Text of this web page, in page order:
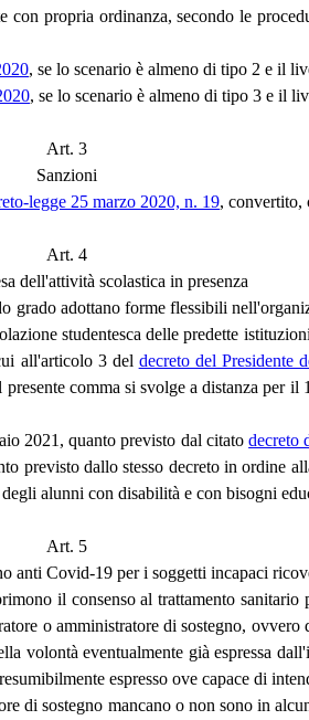
propria ordinanza, secondo le
, se lo scenario è almeno di tipo 2 e il
, se lo scenario è almeno di tipo 3 e il
Art. 3
Sanzioni
legge 25 marzo 2020, n. 19, convertito,
Art. 4
dell'attività scolastica in presenza
adottano forme flessibili
studentesca delle predette
all'articolo 3 del decreto del Presidente
comma si svolge a distanza per
2021, quanto previsto dal citatodecreto
previsto dallo stesso decreto in ordine
alunni con disabilità e con bisogni
Art. 5
anti Covid-19 per i soggetti incapaci
il consenso al trattamento
o amministratore di sostegno,
volontà eventualmente già espressa
espresso ove capace di
di sostegno mancano o non sono in